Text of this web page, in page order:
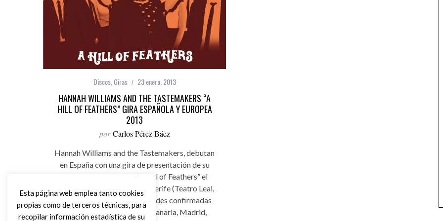
Discos, Giras 23 enero, 2013
HANNAH WILLIAMS AND THE TASTEMAKERS “A
HILL OF FEATHERS” GIRA ESPAÑOLA Y EUROPEA
2013
por Carlos Pérez Báez
Hannah Williams and the Tastemakers, debutan
en España con una gira de presentación de su
primer larga duración “A Hill of Feathers” el
próximo 21 de febrero en Tenerife (Teatro Leal,
La Laguna), y con varias ciudades confirmadas
como Las Palmas de Gran Canaria, Madrid,
Esta página web emplea tanto cookies
propias como de terceros técnicas, para
recopilar información estadística de su